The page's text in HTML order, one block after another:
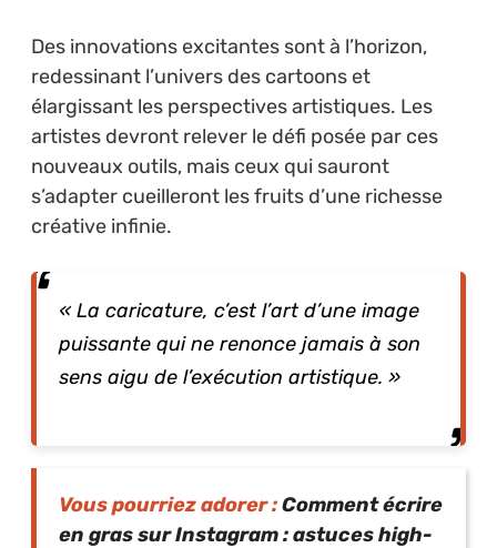
Des innovations excitantes sont à l’horizon,
redessinant l’univers des cartoons et
élargissant les perspectives artistiques. Les
artistes devront relever le défi posée par ces
nouveaux outils, mais ceux qui sauront
s’adapter cueilleront les fruits d’une richesse
créative infinie.
« La caricature, c’est l’art d’une image
puissante qui ne renonce jamais à son
sens aigu de l’exécution artistique. »
Vous pourriez adorer :Comment écrire
en gras sur Instagram : astuces high-